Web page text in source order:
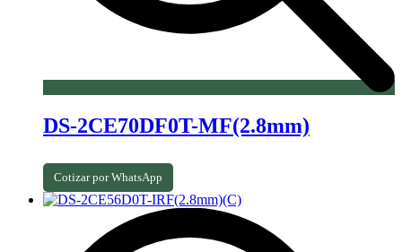
DS-2CE70DF0T-MF(2.8mm)
Cotizar por WhatsApp